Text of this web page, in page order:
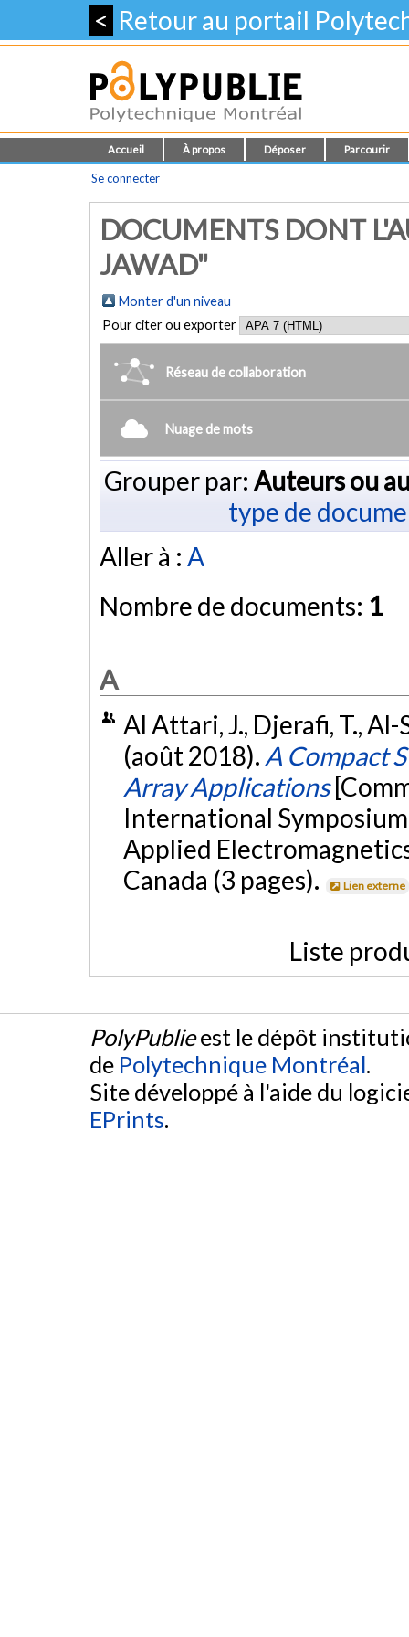
< Retour au portail
Accueil À propos Déposer Parcourir
Se connecter
DOCUMENTS DONT
JAWAD"
Monter d'un niveau
Pour citer ou exporter
Réseau de collaboration
Nuage de mots
Grouper par: Auteurs ou
type de
Aller à : A
Nombre de documents: 1
A
Al Attari, J., Djerafi, T., Al-
(août 2018). A Compact
Array Applications
International
Applied
Canada (3 pages).
Lien externe
Liste
PolyPublieest le dépôt
de Polytechnique Montréal.
Site développé à l'aide du
EPrints.